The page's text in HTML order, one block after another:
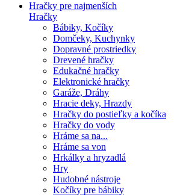
Hračky pre najmenších
Hračky
Bábiky, Kočíky
Domčeky, Kuchynky
Dopravné prostriedky
Drevené hračky
Edukačné hračky
Elektronické hračky
Garáže, Dráhy
Hracie deky, Hrazdy
Hračky do postieľky a kočíka
Hračky do vody
Hráme sa na...
Hráme sa von
Hrkálky a hryzadlá
Hry
Hudobné nástroje
Kočíky pre bábiky